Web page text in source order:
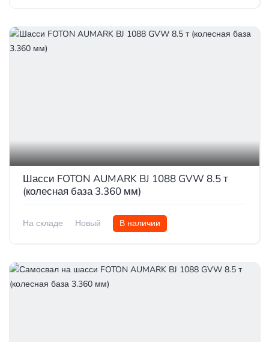
Шасси FOTON AUMARK BJ 1088 GVW 8.5 т
(колесная база 3.360 мм)
На складе Новый В наличии